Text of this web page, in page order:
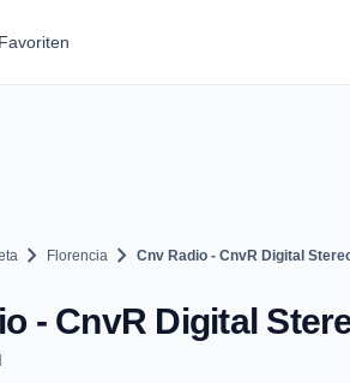
Favoriten
chevron_right Florencia chevron_right Cnv Radio - CnvR Digital
- CnvR Digital